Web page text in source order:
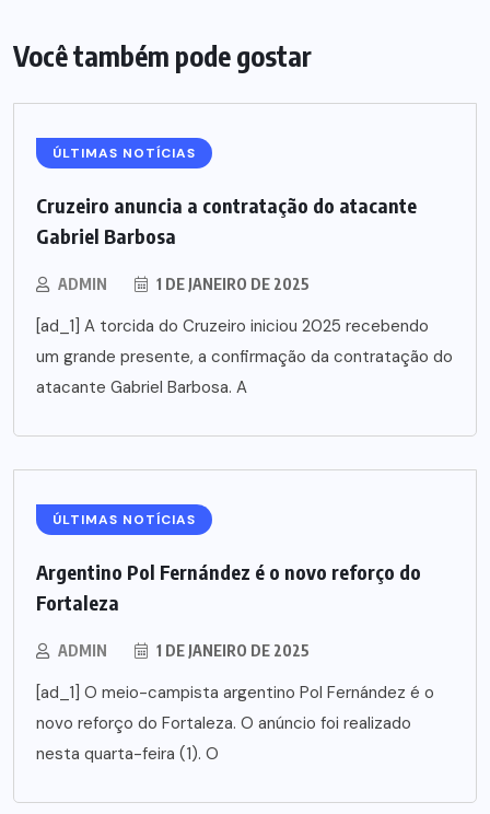
Você também pode gostar
ÚLTIMAS NOTÍCIAS
Cruzeiro anuncia a contratação do atacante
Gabriel Barbosa
ADMIN 1 DE JANEIRO DE 2025
[ad_1] A torcida do Cruzeiro iniciou 2025 recebendo
um grande presente, a confirmação da contratação do
atacante Gabriel Barbosa. A
ÚLTIMAS NOTÍCIAS
Argentino Pol Fernández é o novo reforço do
Fortaleza
ADMIN 1 DE JANEIRO DE 2025
[ad_1] O meio-campista argentino Pol Fernández é o
novo reforço do Fortaleza. O anúncio foi realizado
nesta quarta-feira (1). O